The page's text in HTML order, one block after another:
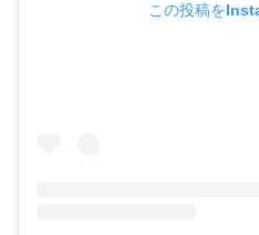
この投稿を